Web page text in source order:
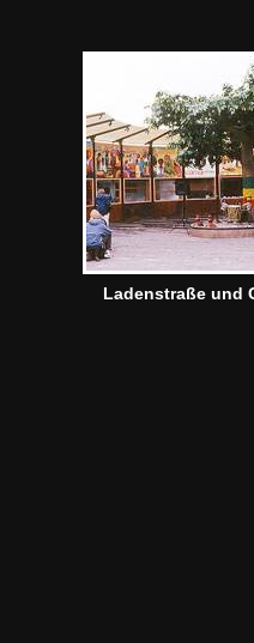
Ladenstraße und